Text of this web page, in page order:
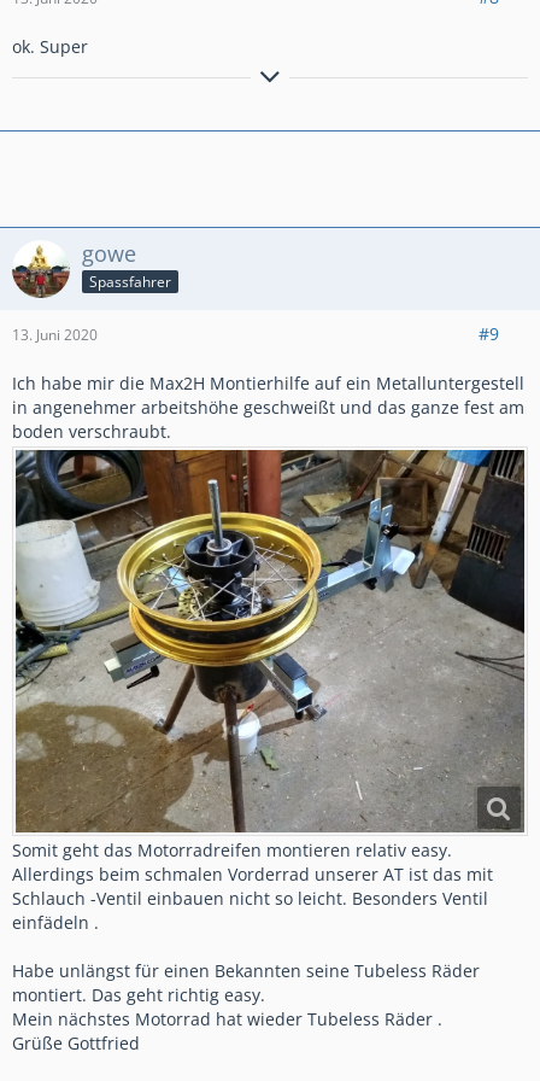
ok. Super
Hier gehts zur redaktionellen CRF1000-FAQ Linkliste
Bitte Inspektionskostenhiermitteilen. Für unsere
gowe
Spassfahrer
13. Juni 2020 #9
Ich habe mir die Max2H Montierhilfe auf ein Metalluntergestell
in angenehmer arbeitshöhe geschweißt und das ganze fest am
boden verschraubt.
Somit geht das Motorradreifen montieren relativ easy.
Allerdings beim schmalen Vorderrad unserer AT ist das mit
Schlauch -Ventil einbauen nicht so leicht. Besonders Ventil
einfädeln .
Habe unlängst für einen Bekannten seine Tubeless Räder
montiert. Das geht richtig easy.
Mein nächstes Motorrad hat wieder Tubeless Räder .
Grüße Gottfried